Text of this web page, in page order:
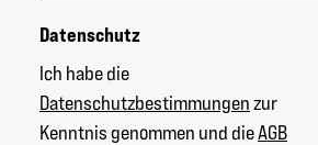
Datenschutz
Ich habe die
Datenschutzbestimmungenzur
Kenntnis genommen und dieAGB